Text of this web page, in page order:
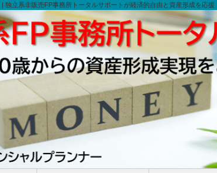
| 独立系非販売FP事務所トータルサポートが経済的自由と資産形成を応援